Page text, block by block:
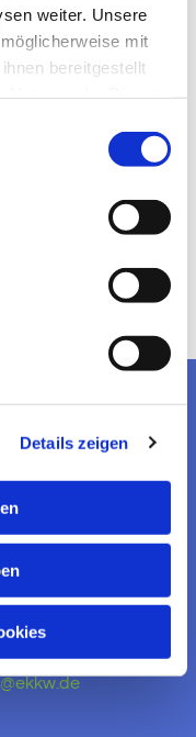
weiter. Unsere
mit
bereitgestellt
Details zeigen